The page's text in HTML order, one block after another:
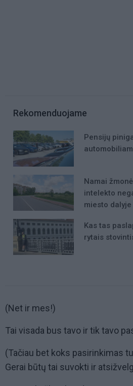
Rekomenduojame
Pensijų
Namai
intelekto
miesto dalyje
Kas tas
rytais
(Net ir mes!)
Tai visada bus tavo ir tik tavo
(Tačiau bet koks pasirinkimas
Gerai būtų tai suvokti ir